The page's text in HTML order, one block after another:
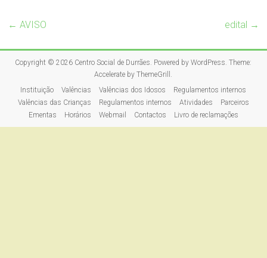
← AVISO edital →
Copyright © 2026 Centro Social de Durrães. Powered byWordPress. Theme:
Accelerate byThemeGrill .
Instituição
Valências Valências dos Idosos
Regulamentos internos
Valências das Crianças
Regulamentos internos Atividades
Parceiros
Ementas
Horários Webmail Contactos Livro de reclamações